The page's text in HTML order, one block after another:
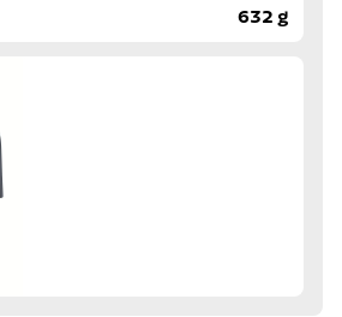
632 g